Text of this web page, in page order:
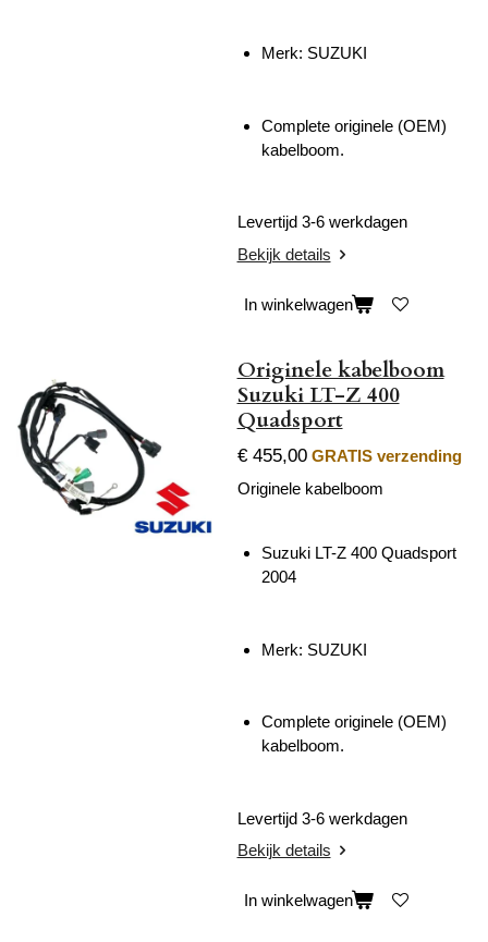
Merk: SUZUKI
Complete originele (OEM)
kabelboom.
Levertijd 3-6 werkdagen
Bekijk details
In winkelwagen
Originele kabelboom
Suzuki LT-Z 400
Quadsport
€ 455,00 GRATIS verzending
Originele kabelboom
Suzuki LT-Z 400 Quadsport
2004
Merk: SUZUKI
Complete originele (OEM)
kabelboom.
Levertijd 3-6 werkdagen
Bekijk details
In winkelwagen